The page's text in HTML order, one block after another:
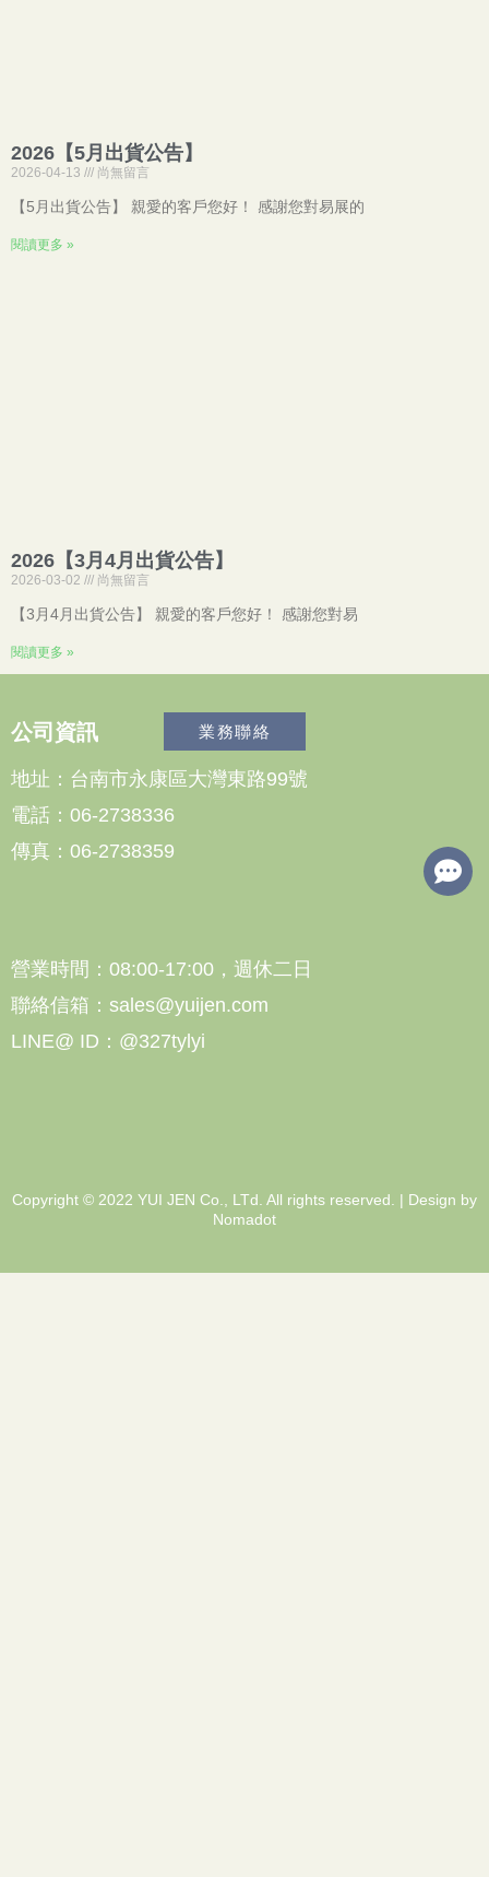
2026【5月出貨公告】
2026-04-13 尚無留言
【5月出貨公告】 親愛的客戶您好！ 感謝您對易展的
閱讀更多 »
2026【3月4月出貨公告】
2026-03-02 尚無留言
【3月4月出貨公告】 親愛的客戶您好！ 感謝您對易
閱讀更多 »
公司資訊 業務聯絡
地址：台南市永康區大灣東路99號
電話：06-2738336
傳真：06-2738359
營業時間：08:00-17:00，週休二日
聯絡信箱：sales@yuijen.com
LINE@ ID：@327tylyi
Copyright © 2022 YUI JEN Co., LTd. All rights reserved. | Design by
Nomadot